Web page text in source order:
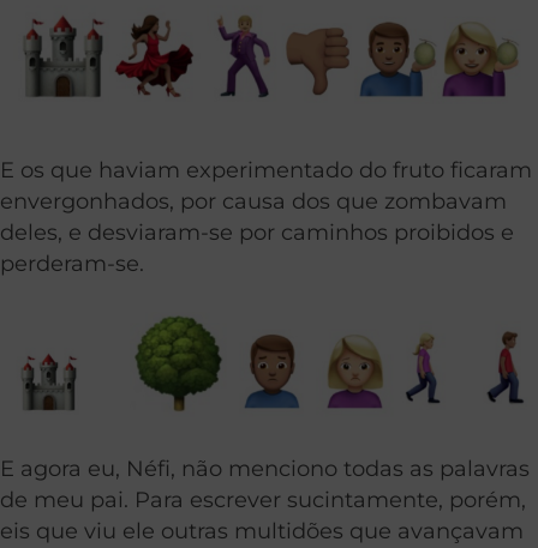
E os que haviam experimentado do fruto ficaram
envergonhados, por causa dos que zombavam
deles, e desviaram-se por caminhos proibidos e
perderam-se.
E agora eu, Néfi, não menciono todas as palavras
de meu pai. Para escrever sucintamente, porém,
eis que viu ele outras multidões que avançavam